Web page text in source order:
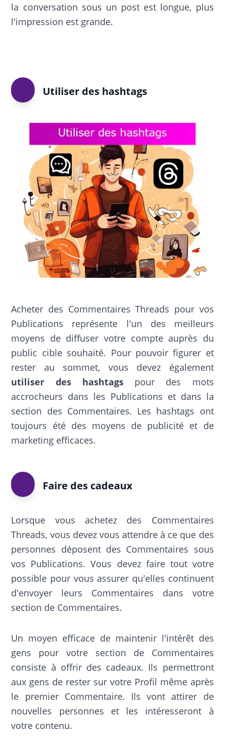
la conversation sous un post est longue, plus
l'impression est grande.
Utiliser des hashtags
Acheter des Commentaires Threads pour vos
Publications représente l'un des meilleurs
moyens de diffuser votre compte auprès du
public cible souhaité. Pour pouvoir figurer et
rester au sommet, vous devez également
utiliser des hashtagspour des mots
accrocheurs dans les Publications et dans la
section des Commentaires. Les hashtags ont
toujours été des moyens de publicité et de
marketing efficaces.
Faire des cadeaux
Lorsque vous achetez des Commentaires
Threads, vous devez vous attendre à ce que des
personnes déposent des Commentaires sous
vos Publications. Vous devez faire tout votre
possible pour vous assurer qu'elles continuent
d'envoyer leurs Commentaires dans votre
section de Commentaires.
Un moyen efficace de maintenir l'intérêt des
gens pour votre section de Commentaires
consiste à offrir des cadeaux. Ils permettront
aux gens de rester sur votre Profil même après
le premier Commentaire. Ils vont attirer de
nouvelles personnes et les intéresseront à
votre contenu.